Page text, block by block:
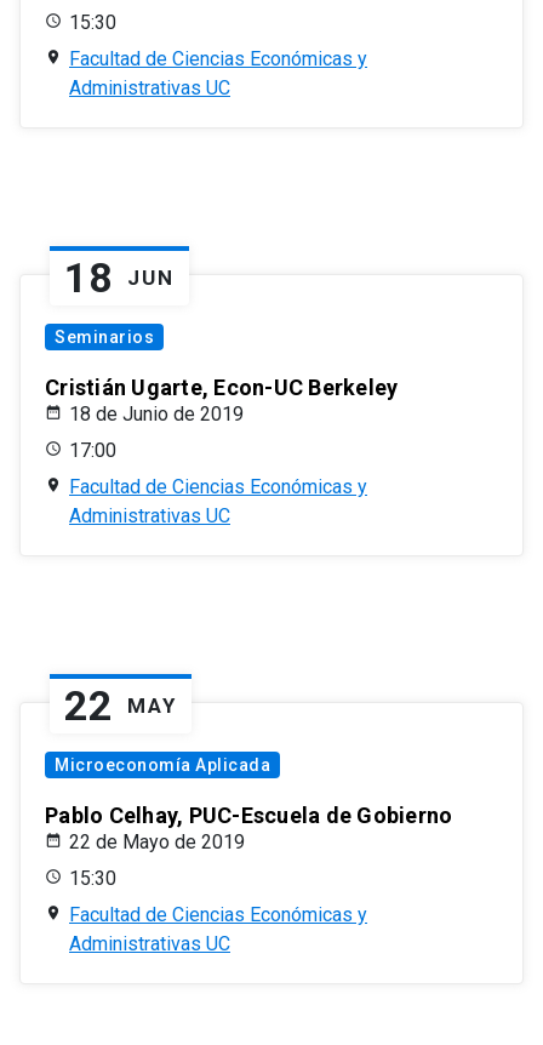
15:30
Facultad de Ciencias Económicas y
Administrativas UC
18 JUN
Seminarios
Cristián Ugarte, Econ-UC Berkeley
18 de Junio de 2019
17:00
Facultad de Ciencias Económicas y
Administrativas UC
22 MAY
Microeconomía Aplicada
Pablo Celhay, PUC-Escuela de Gobierno
22 de Mayo de 2019
15:30
Facultad de Ciencias Económicas y
Administrativas UC